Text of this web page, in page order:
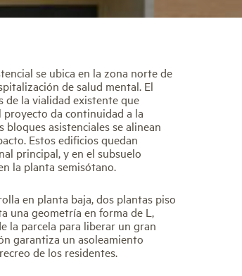
se ubica en la zona norte de
de salud mental. El
de la vialidad existente que
proyecto da continuidad a la
asistenciales se alinean
Estos edificios quedan
principal, y en el subsuelo
la planta semisótano.
en planta baja, dos plantas piso
una geometría en forma de L,
la parcela para liberar un gran
garantiza un asoleamiento
de los residentes.